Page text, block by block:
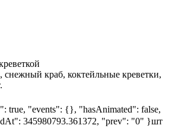
снежный краб, коктейльные креветки,
true, "events": {}, "hasAnimated": false,
345980793.361372, "prev": "0" }шт